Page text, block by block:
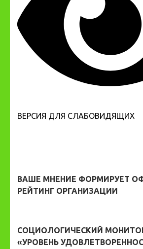
ВЕРСИЯ ДЛЯ СЛАБОВИДЯЩИХ
ВАШЕ МНЕНИЕ ФОРМИРУЕТ
РЕЙТИНГ ОРГАНИЗАЦИИ
СОЦИОЛОГИЧЕСКИЙ
«УРОВЕНЬ